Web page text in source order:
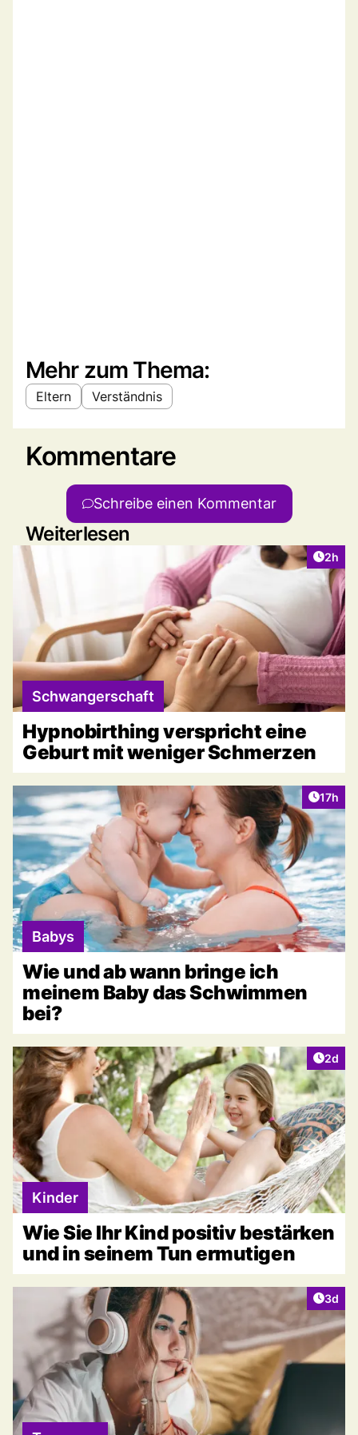
Mehr zum Thema:
Eltern Verständnis
Kommentare
Schreibe einen Kommentar
Weiterlesen
2h
Schwangerschaft
Hypnobirthing verspricht eine
Geburt mit weniger Schmerzen
Artikel
17h
Babys
Wie und ab wann bringe ich
meinem Baby das Schwimmen
bei?
2d
Kinder
Wie Sie Ihr Kind positiv bestärken
und in seinem Tun ermutigen
3d